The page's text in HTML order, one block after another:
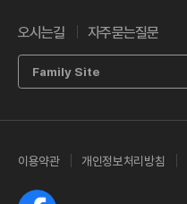
오시는길 자주묻는질문
Family Site
이용약관 개인정보처리방침
페이스북